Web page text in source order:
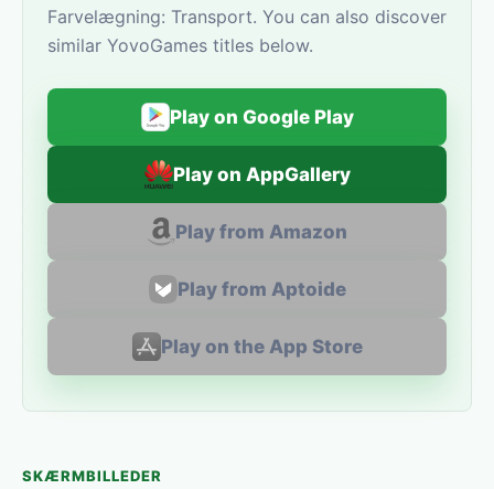
Farvelægning: Transport. You can also discover
similar YovoGames titles below.
Play on Google Play
Play on AppGallery
Play from Amazon
Play from Aptoide
Play on the App Store
SKÆRMBILLEDER